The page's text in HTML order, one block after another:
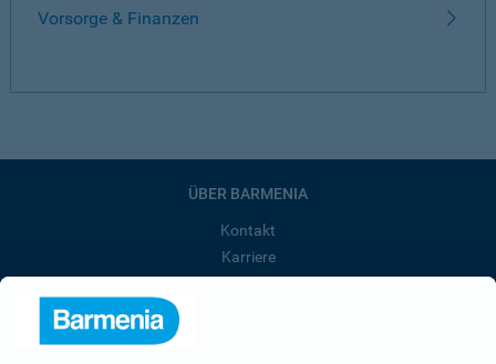
Vorsorge & Finanzen
ÜBER BARMENIA
Kontakt
Karriere